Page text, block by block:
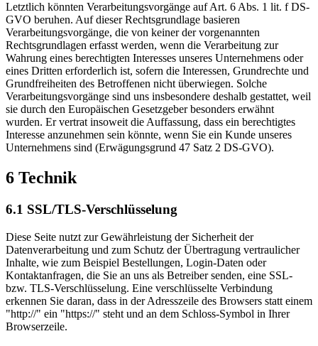
Letztlich könnten Verarbeitungsvorgänge auf Art. 6 Abs. 1 lit. f DS-
GVO beruhen. Auf dieser Rechtsgrundlage basieren
Verarbeitungsvorgänge, die von keiner der vorgenannten
Rechtsgrundlagen erfasst werden, wenn die Verarbeitung zur
Wahrung eines berechtigten Interesses unseres Unternehmens oder
eines Dritten erforderlich ist, sofern die Interessen, Grundrechte und
Grundfreiheiten des Betroffenen nicht überwiegen. Solche
Verarbeitungsvorgänge sind uns insbesondere deshalb gestattet, weil
sie durch den Europäischen Gesetzgeber besonders erwähnt
wurden. Er vertrat insoweit die Auffassung, dass ein berechtigtes
Interesse anzunehmen sein könnte, wenn Sie ein Kunde unseres
Unternehmens sind (Erwägungsgrund 47 Satz 2 DS-GVO).
6 Technik
6.1 SSL/TLS-Verschlüsselung
Diese Seite nutzt zur Gewährleistung der Sicherheit der
Datenverarbeitung und zum Schutz der Übertragung vertraulicher
Inhalte, wie zum Beispiel Bestellungen, Login-Daten oder
Kontaktanfragen, die Sie an uns als Betreiber senden, eine SSL-
bzw. TLS-Verschlüsselung. Eine verschlüsselte Verbindung
erkennen Sie daran, dass in der Adresszeile des Browsers statt einem
"http://" ein "https://" steht und an dem Schloss-Symbol in Ihrer
Browserzeile.